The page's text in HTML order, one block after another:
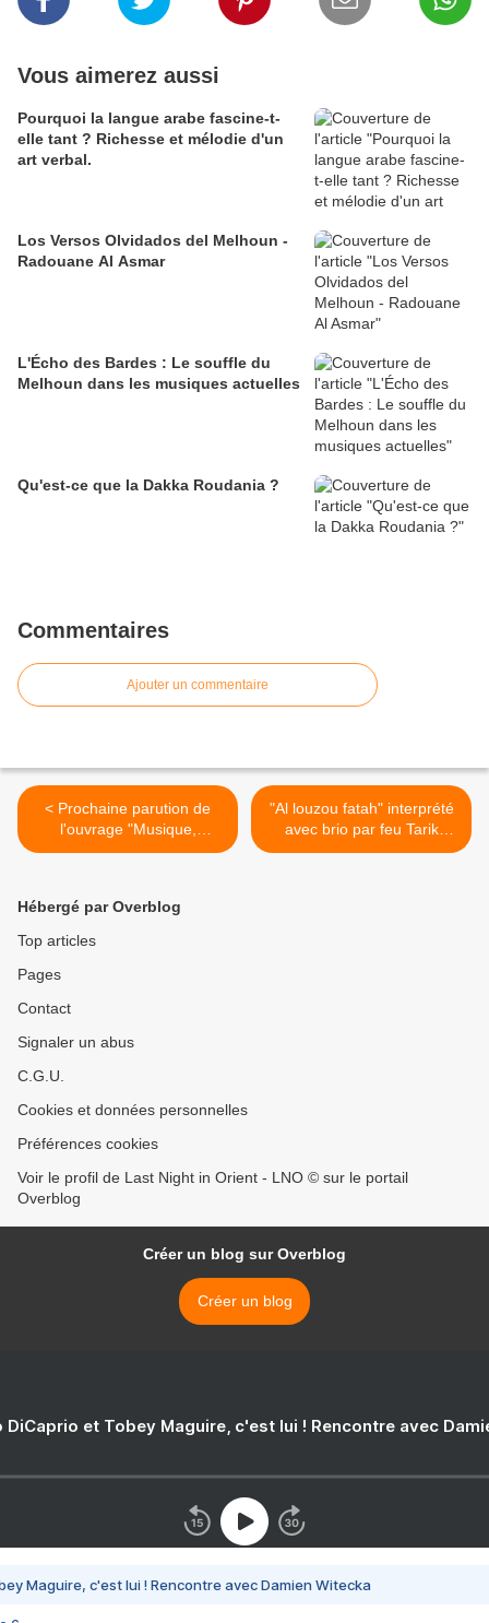
Vous aimerez aussi
Pourquoi la langue arabe fascine-t-
elle tant ? Richesse et mélodie d'un
art verbal.
Los Versos Olvidados del Melhoun -
Radouane Al Asmar
L'Écho des Bardes : Le souffle du
Melhoun dans les musiques actuelles
Qu'est-ce que la Dakka Roudania ?
Commentaires
Ajouter un commentaire
< Prochaine parution de
l'ouvrage "Musique,
Signification et Émotion"
Makhlouf
"Al louzou fatah" interprété
avec brio par feu Tarik
Hamouche >
Hébergé par Overblog
Top articles
Pages
Contact
Signaler un abus
C.G.U.
Cookies et données personnelles
Préférences cookies
Voir le profil de Last Night in Orient - LNO © sur le portail
Overblog
Créer un blog sur Overblog
Créer un blog
DiCaprio et Tobey Maguire, c'est lui ! Rencontre avec
Maguire, c'est lui ! Rencontre avec Damien Witecka